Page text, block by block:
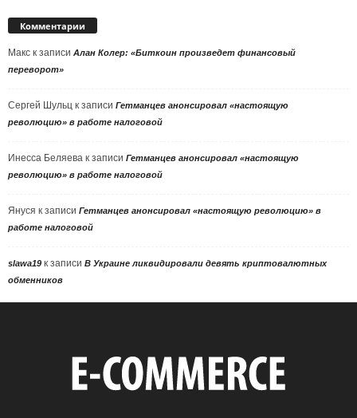
Комментарии
Макс к записи Алан Колер: «Биткоин произведет финансовый
переворот»
Сергей Шульц к записи Гетманцев анонсировал «настоящую
революцию» в работе налоговой
Инесса Беляева к записи Гетманцев анонсировал «настоящую
революцию» в работе налоговой
Януся к записи Гетманцев анонсировал «настоящую революцию» в
работе налоговой
slawa19 к записи В Украине ликвидировали девять криптовалютных
обменников